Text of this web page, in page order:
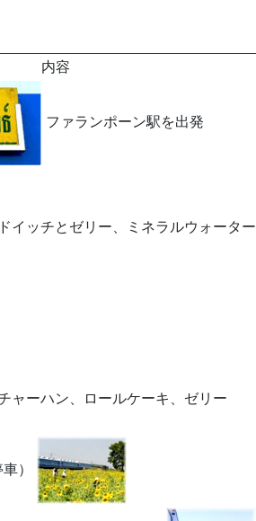
内容
ファランポーン駅を出発
イッチとゼリー、ミネラルウォーター
ャーハン、ロールケーキ、ゼリー
）